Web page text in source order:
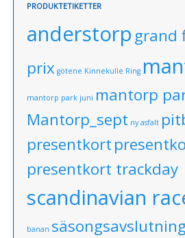
PRODUKTETIKETTER
anderstorp grand
prix götene Kinnekulle Ring
mantorp park juni mantorp
Mantorp_sept ny asfalt
presentkort
presentkort trackday
scandinavian
banan säsongsavslutning